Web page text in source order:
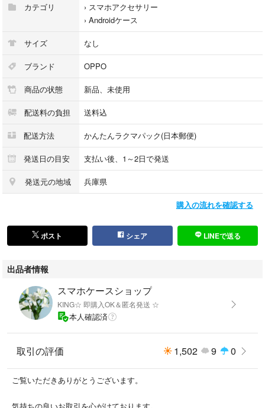
☆★デザイン☆★
② 狐と花
④ ピンクの花
⑥ 白の花 ※(売り切れ)
【個数】1個
※商品のお色は撮影環境や設定により発色など実物と多少の違いが生じる
ことがございます、ご了承ください。
【素材】ソフトTPUで表面は指紋が目立ちにくい加工しております。
【ストラップ】首から下げられるタイプと手首ストラップタイプ２点付き
★実用性：TPUケースで本体やキズや汚れから守る。ケースを付けたまま
★ ハンドベルトがスタンドにもなります、手に持たず動画の視聴などが
楽しめる！
↓↓↓
カテゴリ
› スマホアクセサリー
› Androidケース
サイズ なし
ブランド OPPO
商品の状態 新品、未使用
配送料の負担 送料込
配送方法 かんたんラクマパック(日本郵便)
発送日の目安 支払い後、1～2日で発送
発送元の地域 兵庫県
購入の流れを確認する
ポスト シェア LINEで送る
出品者情報
スマホケースショップ
KING☆ 即購入OK＆匿名発送 ☆
本人確認済
取引の評価 1,502 9 0
ご覧いただきありがとうございます。